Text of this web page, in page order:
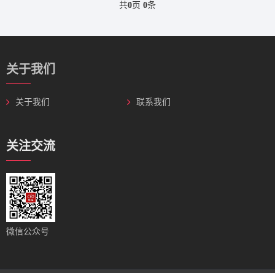
共0页 0条
关于我们
关于我们 联系我们
关注交流
微信公众号